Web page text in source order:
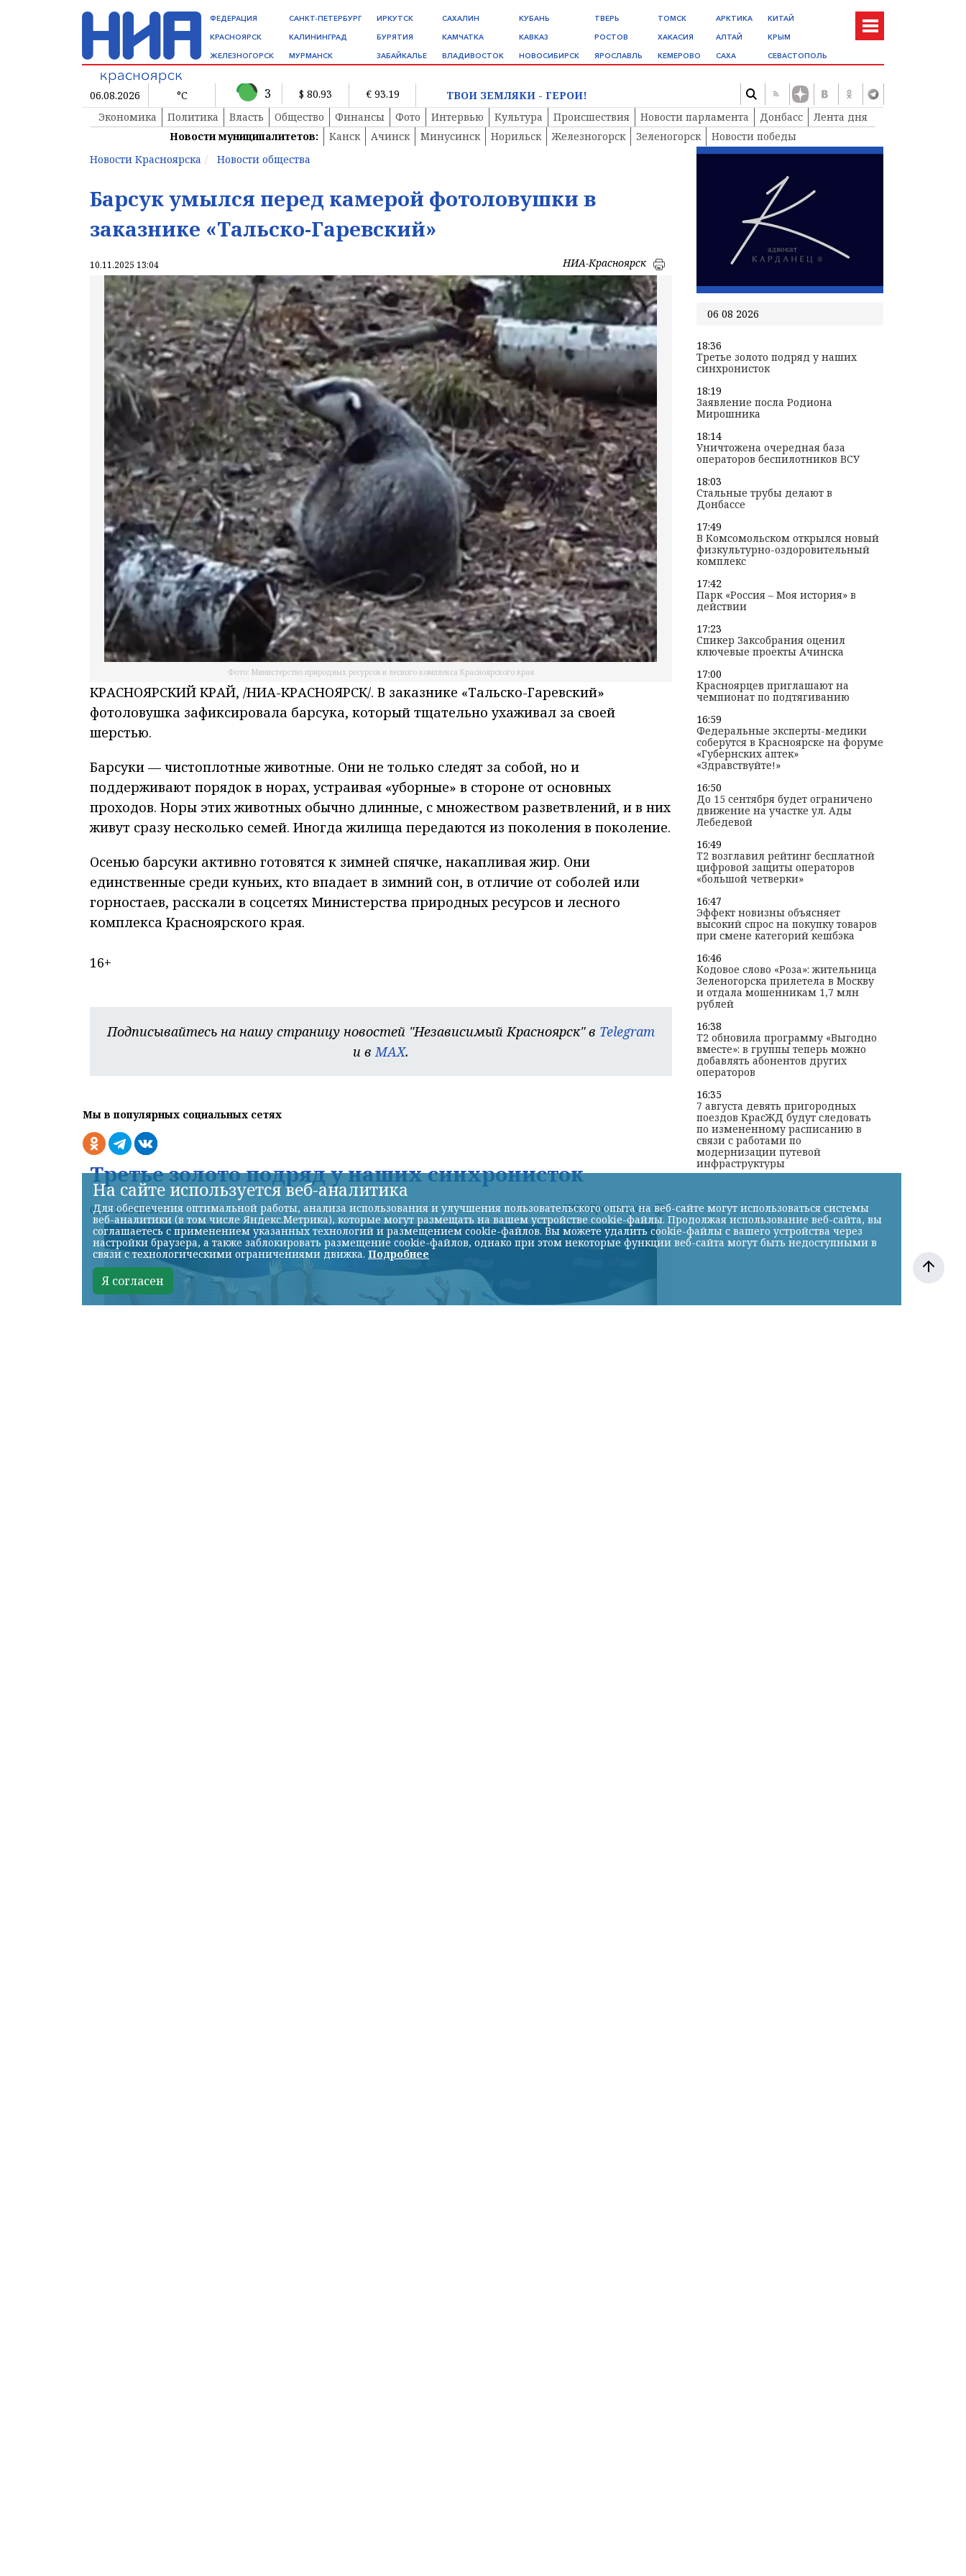
ФЕДЕРАЦИЯ
КРАСНОЯРСК
ЖЕЛЕЗНОГОРСК
САНКТ-ПЕТЕРБУРГ
КАЛИНИНГРАД
МУРМАНСК
ИРКУТСК
БУРЯТИЯ
ЗАБАЙКАЛЬЕ
САХАЛИН
КАМЧАТКА
ВЛАДИВОСТОК
КУБАНЬ
КАВКАЗ
НОВОСИБИРСК
ТВЕРЬ
РОСТОВ
ЯРОСЛАВЛЬ
ТОМСК
ХАКАСИЯ
КЕМЕРОВО
АРКТИКА
АЛТАЙ
САХА
КИТАЙ
КРЫМ
СЕВАСТОПОЛЬ
06.08.2026 °C 3 $ 80.93 € 93.19
ТВОИ ЗЕМЛЯКИ - ГЕРОИ!
Экономика
Политика Власть Общество Финансы Фото Интервью Культура Происшествия Новости парламента Донбасс
Лента дня
Новости муниципалитетов:
Канск Ачинск Минусинск Норильск Железногорск Зеленогорск
Новости победы
Новости Красноярска
Новости общества
Барсук умылся перед камерой фотоловушки в
заказнике «Тальско-Гаревский»
10.11.2025 13:04 НИА-Красноярск
Фото: Министерство природных ресурсов и лесного комплекса Красноярского края
КРАСНОЯРСКИЙ КРАЙ, /НИА-КРАСНОЯРСК/. В заказнике «Тальско-Гаревский»
фотоловушка зафиксировала барсука, который тщательно ухаживал за своей
шерстью.
Барсуки — чистоплотные животные. Они не только следят за собой, но и
поддерживают порядок в норах, устраивая «уборные» в стороне от основных
проходов. Норы этих животных обычно длинные, с множеством разветвлений, и в них
живут сразу несколько семей. Иногда жилища передаются из поколения в поколение.
Осенью барсуки активно готовятся к зимней спячке, накапливая жир. Они
единственные среди куньих, кто впадает в зимний сон, в отличие от соболей или
горностаев, расскали в соцсетях Министерства природных ресурсов и лесного
комплекса Красноярского края.
16+
Подписывайтесь на нашу страницу новостей "Независимый Красноярск" в Telegram
и вMAX.
Мы в популярных социальных сетях
Третье золото подряд у наших синхронисток
06.08.2026 18:36 НИА-Красноярск
06 08 2026
18:36
Третье золото подряд у наших
синхронисток
18:19
Заявление посла Родиона
Мирошника
18:14
Уничтожена очередная база
операторов беспилотников ВСУ
18:03
Стальные трубы делают в
Донбассе
17:49
В Комсомольском открылся новый
физкультурно-оздоровительный
комплекс
17:42
Парк «Россия – Моя история» в
действии
17:23
Спикер Заксобрания оценил
ключевые проекты Ачинска
17:00
Красноярцев приглашают на
чемпионат по подтягиванию
16:59
Федеральные эксперты-медики
соберутся в Красноярске на форуме
«Губернских аптек»
«Здравствуйте!»
16:50
До 15 сентября будет ограничено
движение на участке ул. Ады
Лебедевой
16:49
T2 возглавил рейтинг бесплатной
цифровой защиты операторов
«большой четверки»
16:47
Эффект новизны объясняет
высокий спрос на покупку товаров
при смене категорий кешбэка
16:46
Кодовое слово «Роза»: жительница
Зеленогорска прилетела в Москву
и отдала мошенникам 1,7 млн
рублей
16:38
T2 обновила программу «Выгодно
вместе»: в группы теперь можно
добавлять абонентов других
операторов
16:35
7 августа девять пригородных
поездов КрасЖД будут следовать
по измененному расписанию в
связи с работами по
модернизации путевой
инфраструктуры
На сайте используется веб-аналитика
Для обеспечения оптимальной работы, анализа использования и улучшения пользовательского опыта на веб-сайте могут использоваться системы
веб-аналитики (в том числе Яндекс.Метрика), которые могут размещать на вашем устройстве cookie-файлы. Продолжая использование веб-сайта, вы
соглашаетесь с применением указанных технологий и размещением cookie-файлов. Вы можете удалить cookie-файлы с вашего устройства через
настройки браузера, а также заблокировать размещение cookie-файлов, однако при этом некоторые функции веб-сайта могут быть недоступными в
связи с технологическими ограничениями движка. Подробнее
Я согласен